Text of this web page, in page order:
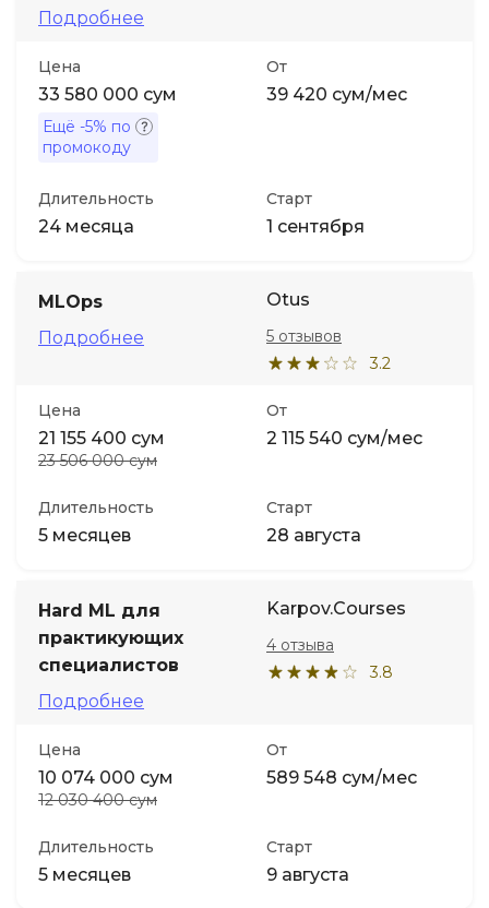
Подробнее
Цена
33 580 000 сум
Ещё -5% по
промокоду
От
39 420 сум/мес
Длительность
24 месяца
Старт
1 сентября
MLOps
Подробнее
Otus
3.2
5 отзывов
Цена
21 155 400 сум
23 506 000 сум
От
2 115 540 сум/мес
Длительность
5 месяцев
Старт
28 августа
Hard ML для
практикующих
специалистов
Подробнее
Karpov.Courses
3.8
4 отзыва
Цена
10 074 000 сум
12 030 400 сум
От
589 548 сум/мес
Длительность
5 месяцев
Старт
9 августа